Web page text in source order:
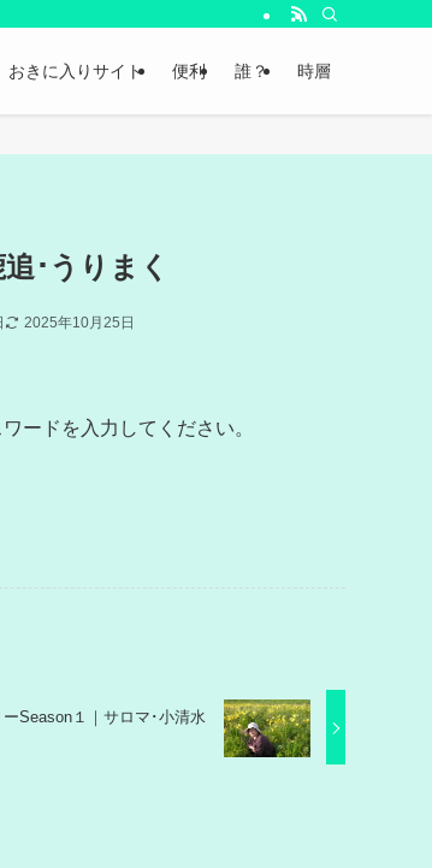
おきに入りサイト 便利 誰？ 時層
･うりまく
2025年10月25日
ードを入力してください。
Season１｜サロマ･小清水